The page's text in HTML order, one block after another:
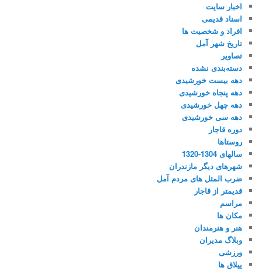
اخبار سایت
اسناد قدیمی
افراد و شخصیت ها
تاریخ شهر آمل
تصاویر
دسته‌بندی نشده
دهه بیست خورشیدی
دهه پنجاه خورشیدی
دهه چهل خورشیدی
دهه سی خورشیدی
دوره قاجار
روستاها
سالهای 1304-1320
شهرهای دیگر مازندران
ضرب المثل های مردم آمل
قدیمتر از قاجار
مراسم
مکان ها
هنر و هنرمندان
وبلاگ مدیران
ورزشی
ییلاق ها